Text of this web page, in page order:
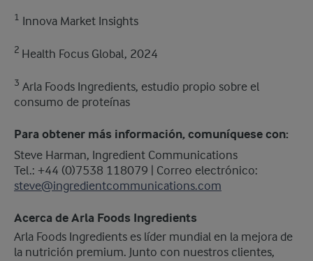
1 Innova Market Insights
2 Health Focus Global, 2024
3 Arla Foods Ingredients, estudio propio sobre el
consumo de proteínas
Para obtener más información, comuníquese con:
Steve Harman, Ingredient Communications
​Tel.: +44 (0)7538 118079 | Correo electrónico:
steve@ingredientcommunications.com
Acerca de Arla Foods Ingredients
​Arla Foods Ingredients es líder mundial en la mejora de
la nutrición premium. Junto con nuestros clientes,